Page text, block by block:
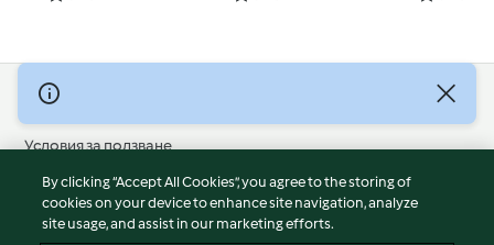
© Авторско право 2026
Условия за ползване
Политика за поверителност
Отказ от отговорност
Политика за поверителност
By clicking “Accept All Cookies”, you agree to the storing of
cookies on your device to enhance site navigation, analyze
site usage, and assist in our marketing efforts.